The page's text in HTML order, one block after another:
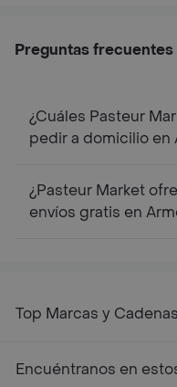
Preguntas frecuentes
¿Cuáles Pasteur
pedir a domicilio en
¿Pasteur Market
envíos gratis en
Top Marcas y
Encuéntranos en